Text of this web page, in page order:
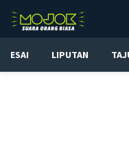
ESAI LIPUTAN